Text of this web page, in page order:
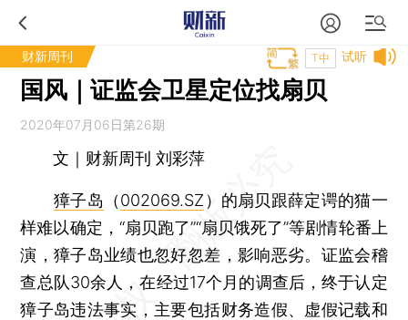
财新周刊 试听
T中
国风｜证监会卫星定位找扇贝
2020年07月06日第26期
文｜财新周刊 刘彩萍
獐子岛 （002069.SZ ）的扇贝跟薛定谔的猫一
样难以确定，“扇贝跑了”“扇贝饿死了”等剧情轮番上
演，獐子岛业绩也忽好忽差，影响恶劣。证监会稽
查总队30余人，在经过17个月的调查后，终于认定
獐子岛违法事实，主要包括财务造假、虚假记载和